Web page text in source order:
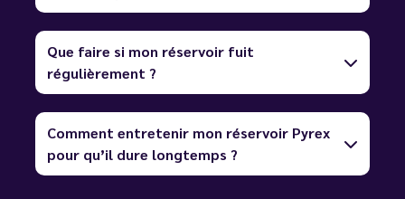
Que faire si mon réservoir fuit
régulièrement ?
Comment entretenir mon réservoir Pyrex
pour qu’il dure longtemps ?